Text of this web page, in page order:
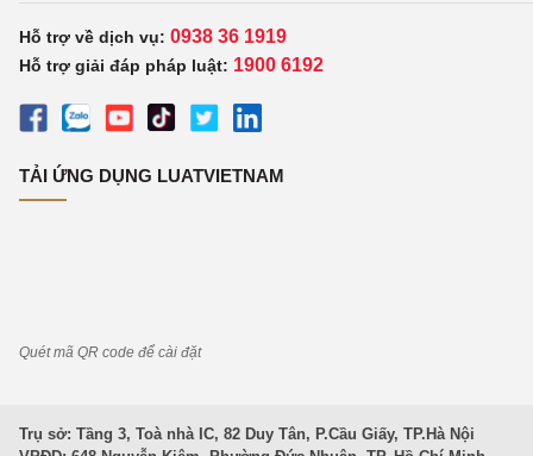
Hỗ trợ về dịch vụ: 0938 36 1919
Hỗ trợ giải đáp pháp luật: 1900 6192
TẢI ỨNG DỤNG LUATVIETNAM
Quét mã QR code để cài đặt
Trụ sở: Tầng 3, Toà nhà IC, 82 Duy Tân, P.Cầu Giấy, TP.Hà Nội